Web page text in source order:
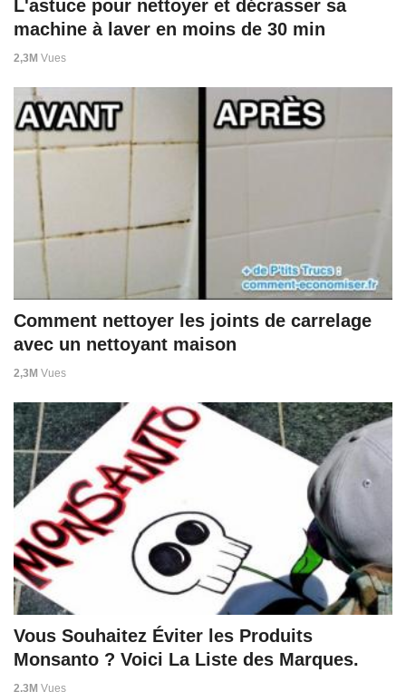
L'astuce pour nettoyer et décrasser sa
machine à laver en moins de 30 min
2,3M Vues
Comment nettoyer les joints de carrelage
avec un nettoyant maison
2,3M Vues
Vous Souhaitez Éviter les Produits
Monsanto ? Voici La Liste des Marques.
2,3M Vues